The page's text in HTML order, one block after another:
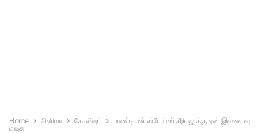
Home சினிமா கோலிவுட்
பாண்டியன் ஸ்டோர்ஸ் சீரியலுக்கு ஏன் இவ்வளவு
மவுசு